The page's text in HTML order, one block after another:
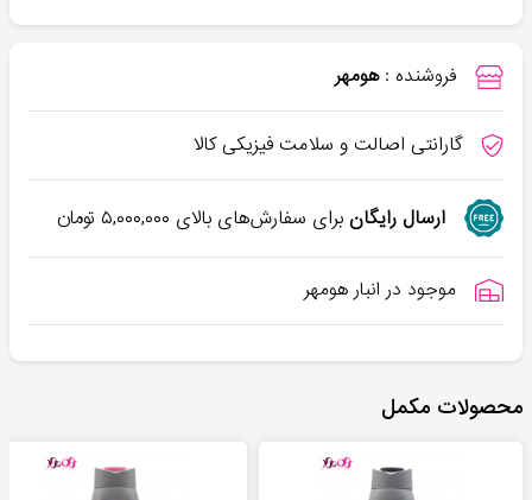
فروشنده : هومهر
گارانتی اصالت و سلامت فیزیکی کالا
ارسال رایگانبرای سفارش‌های بالای ۵,۰۰۰,۰۰۰تومان
موجود در انبار هومهر
محصولات مکمل